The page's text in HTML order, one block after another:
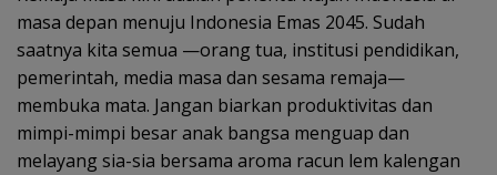
masa depan menuju Indonesia Emas 2045. Sudah
saatnya kita semua —orang tua, institusi pendidikan,
pemerintah, media masa dan sesama remaja—
membuka mata. Jangan biarkan produktivitas dan
mimpi-mimpi besar anak bangsa menguap dan
melayang sia-sia bersama aroma racun lem kalengan